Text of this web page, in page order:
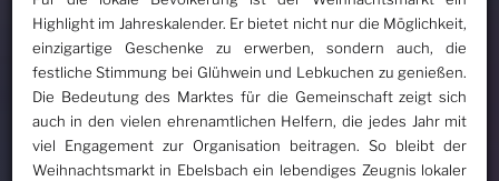
Highlight im Jahreskalender. Er bietet nicht nur die Möglichkeit,
einzigartige Geschenke zu erwerben, sondern auch, die
festliche Stimmung bei Glühwein und Lebkuchen zu genießen.
Die Bedeutung des Marktes für die Gemeinschaft zeigt sich
auch in den vielen ehrenamtlichen Helfern, die jedes Jahr mit
viel Engagement zur Organisation beitragen. So bleibt der
Weihnachtsmarkt in Ebelsbach ein lebendiges Zeugnis lokaler